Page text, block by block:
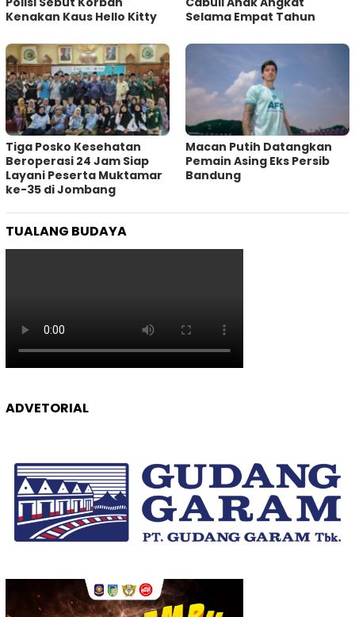
Kenakan Kaus Hello Kitty
Selama Empat Tahun
Tiga Posko Kesehatan
Beroperasi 24 Jam Siap
Layani Peserta Muktamar
ke-35 di Jombang
Macan Putih Datangkan
Pemain Asing Eks Persib
Bandung
TUALANG BUDAYA
ADVETORIAL